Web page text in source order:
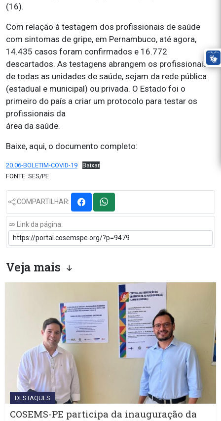
(16).
Com relação à testagem dos profissionais de saúde
com sintomas de gripe, em Pernambuco, até agora,
14.435 casos foram confirmados e 16.772
descartados. As testagens abrangem os profissionais
de todas as unidades de saúde, sejam da rede pública
(estadual e municipal) ou privada. O Estado foi o
primeiro do país a criar um protocolo para testar os
profissionais da
área da saúde.
Baixe, aqui, o documento completo:
20.06-BOLETIM-COVID-19
Baixar
FONTE: SES/PE
COMPARTILHAR:
Link da página:
Veja mais
DESTAQUES
COSEMS-PE participa da inauguração da